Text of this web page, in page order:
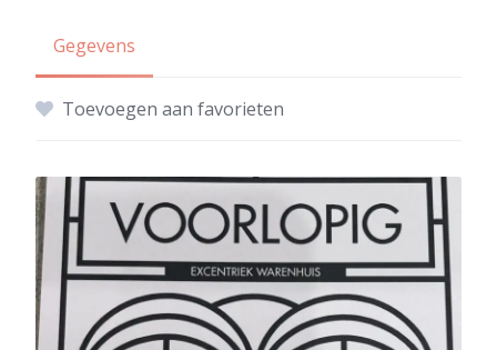
Gegevens
Toevoegen aan favorieten